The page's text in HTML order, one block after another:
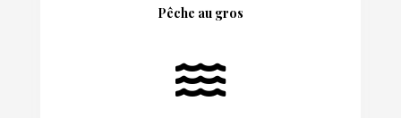
Pêche au gros
